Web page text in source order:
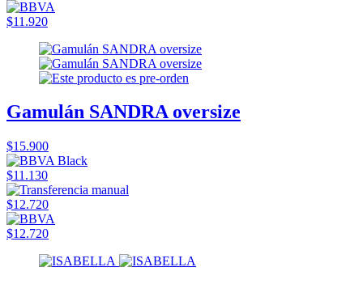
$11.920
Gamulán SANDRA oversize
$15.900
$11.130
$12.720
$12.720